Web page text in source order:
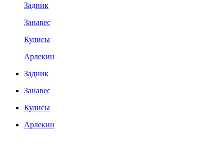
Задник
Занавес
Кулисы
Арлекин
Задник
Занавес
Кулисы
Арлекин